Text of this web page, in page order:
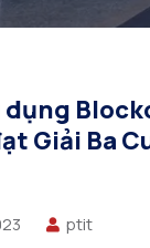
dụng
Giải Ba
ptit